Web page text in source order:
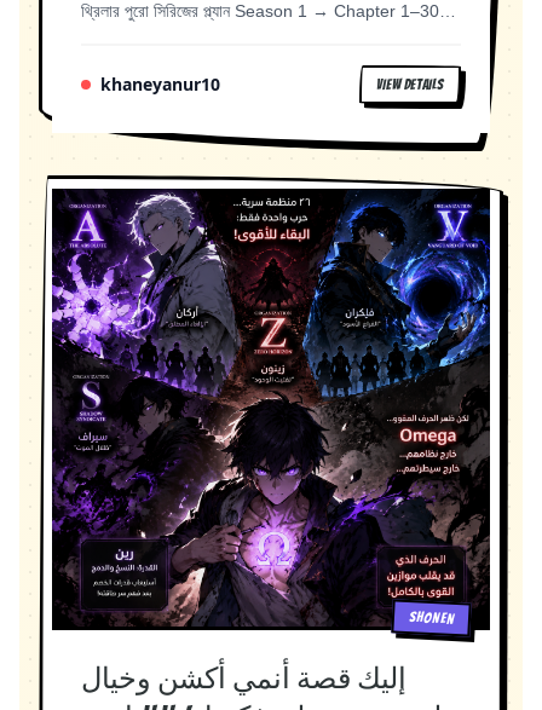
থ্রিলার পুরো সিরিজের প্ল্যান Season 1 → Chapter 1–30
Chapter। প্রতি Chapter হবে ১০–১২টি পেজ। ---
স্বাভাবিক। কিন্তু রাত ১২টার পর আবার সেই একই সকাল... শেষ
বন্দী।" --- Chapter 2 নায়ক সবাইকে বোঝানোর চেষ্টা করে। কেউ
বিশ্বাস করে না। শেষে সে এমন একজনকে দেখে, যে আগেই জানত
আজ কী হবে। --- Chapter 3 সেই রহস্যময় ছেলের পরিচয়। সে
বলে— "আমি ৮ বছর ধরে এই একই দিনে আটকে আছি।" ---
Chapter 4–10 টাইম লুপের নিয়ম প্রথম ভিলেন গোপন পরীক্ষা
রহস্যময় সংস্থা লুপে আটকে থাকা আরও মানুষ --- Chapter 11–
30 গল্প বড় হবে। নতুন চরিত্র। বিশ্বাসঘাতকতা। মৃত্যু। বড়
টুইস্ট। --- নিয়ম প্রতিটি Chapter-এর শেষে বড় ক্লিফহ্যাঙ্গার।
প্রথম ৩ পেজেই এমন ঘটনা, যাতে পাঠক স্ক্রল থামাতে না পারে। অযথা
লম্বা ডায়লগ নয়। অ্যাকশন, রহস্য আর আবেগের ভারসাম্য থাকবে।
--- আমি কী দেব? প্রতিটি Chapter-এর জন্য: ১০–১২টি কমিক
পেজ প্রতিটি পেজের ডায়লগ Facebook/Webtoon-এর জন্য
ক্যাপশন হ্যাশট্যাগ পরের Chapter-এর টিজার এভাবে পুরো সিরিজটা
শুরু থেকে শেষ পর্যন্ত একই গল্প ধরে এগিয়ে নিয়ে যাব।
khaneyanur10 VIEW DETAILS
SHONEN
إليك قصة أنمي أكشن وخيال